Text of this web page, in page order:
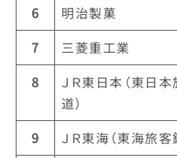
6
明治製菓
7
三菱重工業
8
ＪＲ東日本（東日
道）
9 ＪＲ東海（東海旅客